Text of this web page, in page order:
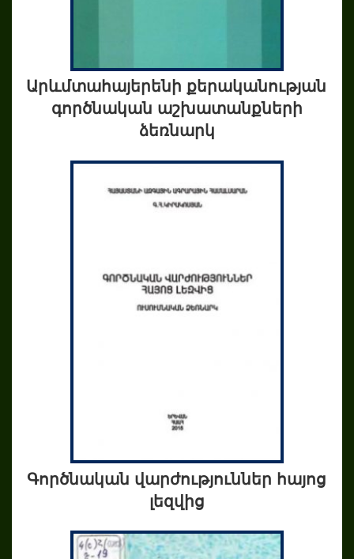
Արևմտահայերենի քերականության
գործնական աշխատանքների
ձեռնարկ
Գործնական վարժություններ հայոց
լեզվից